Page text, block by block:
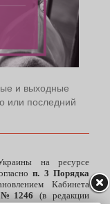
и выходные
или последний
на ресурсе
п. 3 Порядка
Кабинета
№1246 (в редакции